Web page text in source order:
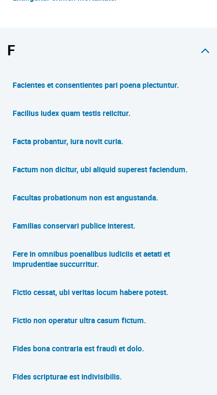
F
Facientes et consentientes pari poena plectuntur.
Facilius iudex quam testis reiicitur.
Facta probantur, iura novit curia.
Factum non dicitur, ubi aliquid superest faciendum.
Facultas probationum non est angustanda.
Familias conservari publice interest.
Fere in omnibus poenalibus iudiciis et aetati et
imprudentiae succurritur.
Fictio cessat, ubi veritas locum habere potest.
Fictio non operatur ultra casum fictum.
Fides bona contraria est fraudi et dolo.
Fides scripturae est indivisibilis.